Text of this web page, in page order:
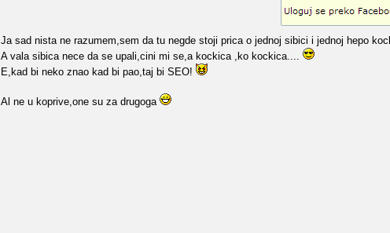
Ja sad nista ne razumem,sem da tu negde stoji prica o jednoj sibici i jednoj hepo
A vala sibica nece da se upali,cini mi se,a kockica ,ko kockica....
E,kad bi neko znao kad bi pao,taj bi SEO!
Al ne u koprive,one su za drugoga